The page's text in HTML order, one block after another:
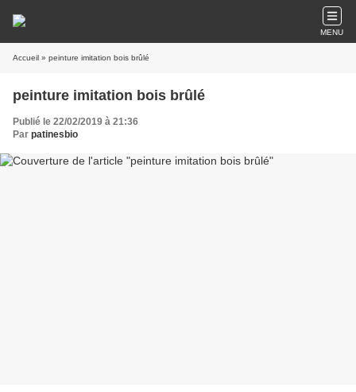
MENU
Accueil » peinture imitation bois brûlé
peinture imitation bois brûlé
Publié le 22/02/2019 à 21:36
Par patinesbio